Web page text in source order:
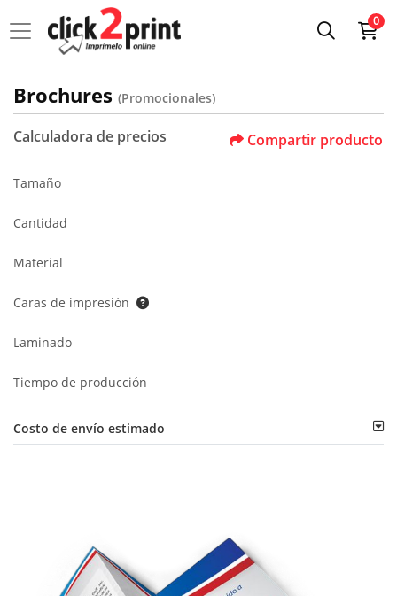
0
Brochures (Promocionales)
Calculadora de precios Compartir producto
Tamaño
Cantidad
Material
Caras de impresión
Laminado
Tiempo de producción
Costo de envío estimado